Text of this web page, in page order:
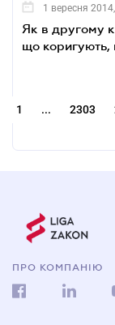
1 вересня
Як в другому
що коригують,
1 ... 2303
ПРО КОМПАНІЮ